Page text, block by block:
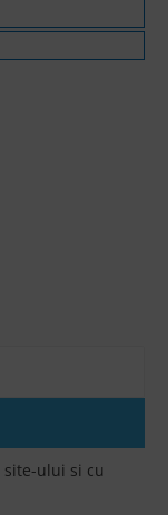
site-ului si cu